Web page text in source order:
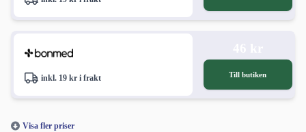
inkl. 19 kr i frakt Till butiken
Visa fler priser